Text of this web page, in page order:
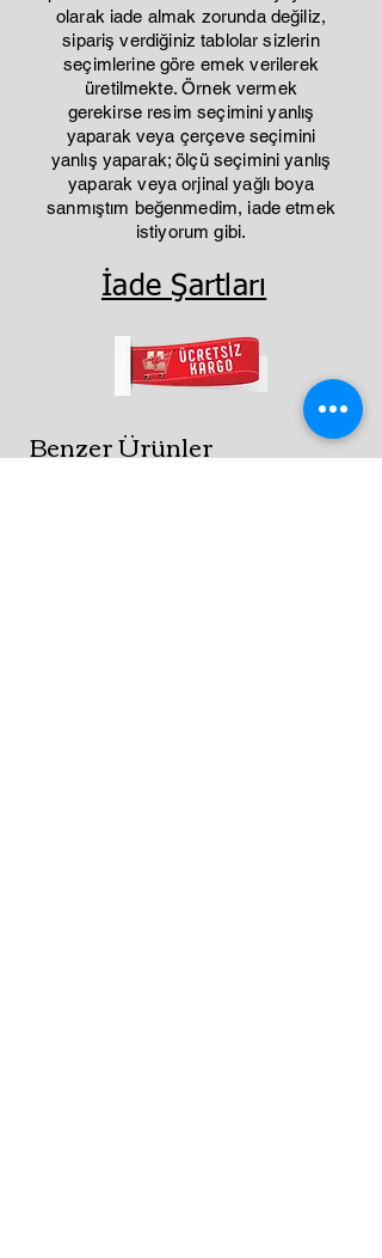
olarak iade almak zorunda değiliz,
sipariş verdiğiniz tablolar sizlerin
seçimlerine göre emek verilerek
üretilmekte. Örnek vermek
gerekirse resim seçimini yanlış
yaparak veya çerçeve seçimini
yanlış yaparak; ölçü seçimini yanlış
yaparak veya orjinal yağlı boya
sanmıştım beğenmedim, iade etmek
istiyorum gibi.
İade Şartları
Benzer Ürünler